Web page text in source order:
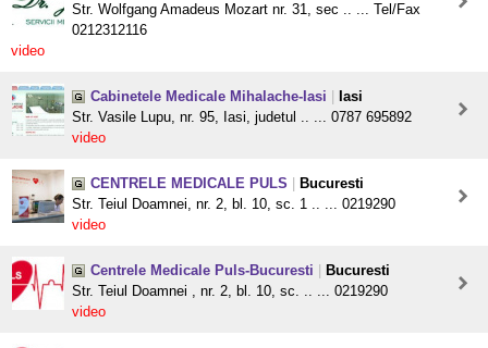
Str. Wolfgang Amadeus Mozart nr. 31, sec .. ... Tel/Fax
0212312116
video
Cabinetele Medicale Mihalache-Iasi
Iasi
Str. Vasile Lupu, nr. 95, Iasi, judetul .. ... 0787 695892
video
CENTRELE MEDICALE PULS
Bucuresti
Str. Teiul Doamnei, nr. 2, bl. 10, sc. 1 .. ... 0219290
video
Centrele Medicale Puls-Bucuresti
Bucuresti
Str. Teiul Doamnei , nr. 2, bl. 10, sc. .. ... 0219290
video